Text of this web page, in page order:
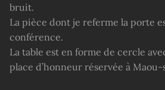
bruit.
La pièce dont je referme la porte
conférence.
La table est en forme de cercle
place d’honneur réservée à Maou-